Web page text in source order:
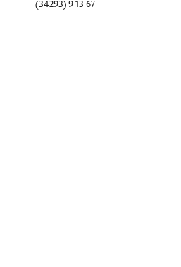
(34293) 9 13 67